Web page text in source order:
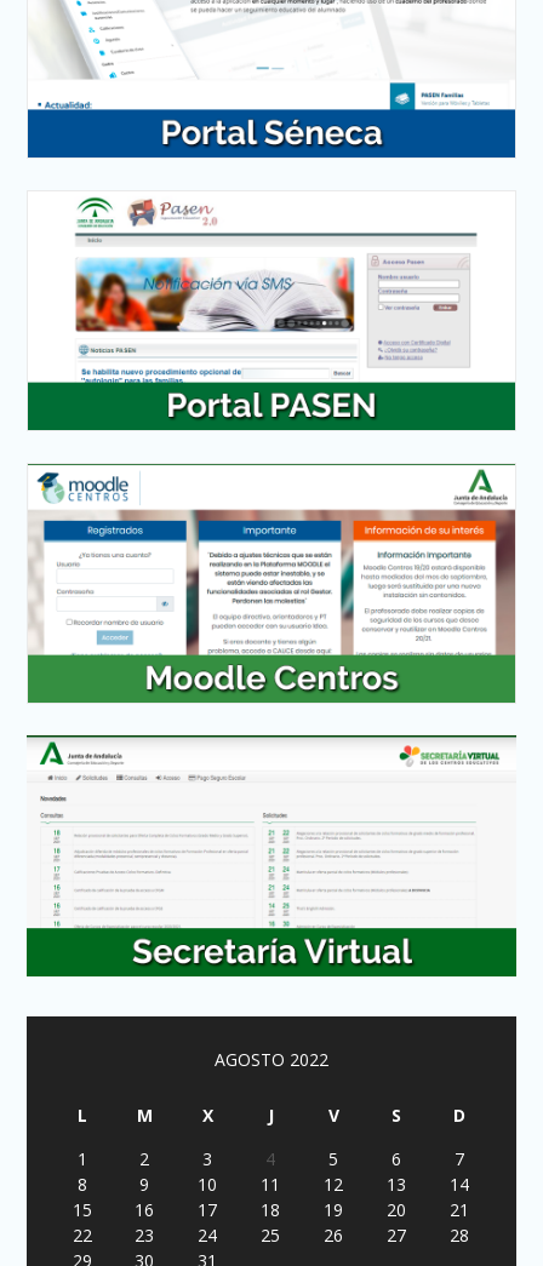
AGOSTO 2022
L M X J V S
D
1
2 3 4 5 6
7
8
9 10 11 12 13
14
15
16 17 18 19 20
21
22
23 24 25 26 27
28
29
30 31